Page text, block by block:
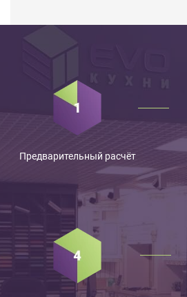
Предварительный расчёт